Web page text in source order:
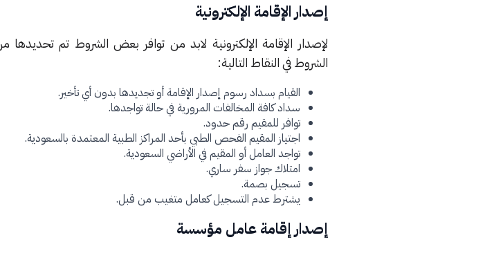
إصدار الإقامة الإلكترونية
لإصدار الإقامة الإلكترونية لابد من توافر بعض الشروط تم
الشروط في النقاط التالية:
القيام بسداد رسوم إصدار الإقامة أو تجديدها بدون أي تأخير.
سداد كافة المخالفات المرورية في حالة تواجدها.
توافر للمقيم رقم حدود.
اجتياز المقيم الفحص الطبي بأحد المراكز الطبية المعتمدة بالسعودية.
تواجد العامل أو المقيم في الأراضي السعودية.
امتلاك جواز سفر ساري.
تسجيل بصمة.
يشترط عدم التسجيل كعامل متغيب من قبل.
إصدار إقامة عامل مؤسسة